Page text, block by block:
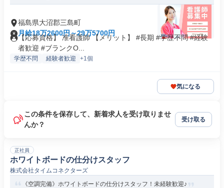
福島県大沼郡三島町
月給18万2600円～29万5700円
【応募資格】 准看護師 【メリット】 #長期 #学歴不問 #経験
者歓迎 #ブランクO...
学歴不問 経験者歓迎 +1個
気になる
この条件を保存して、新着求人を受け取りませ
んか？
受け取る
正社員
ホワイトボードの仕分けスタッフ
株式会社タイムコネクターズ
《空調完備》ホワイトボードの仕分けスタッフ！未経験歓迎♪